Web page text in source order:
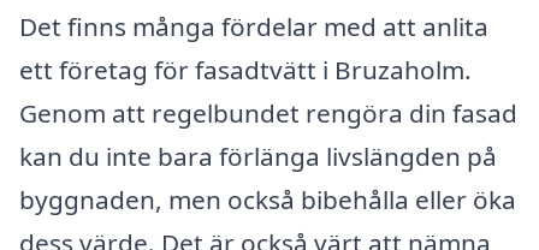
Det finns många fördelar med att anlita
ett företag för fasadtvätt i Bruzaholm.
Genom att regelbundet rengöra din fasad
kan du inte bara förlänga livslängden på
byggnaden, men också bibehålla eller öka